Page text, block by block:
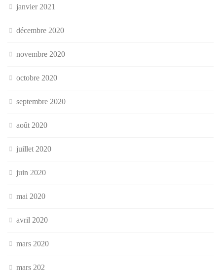
janvier 2021
décembre 2020
novembre 2020
octobre 2020
septembre 2020
août 2020
juillet 2020
juin 2020
mai 2020
avril 2020
mars 2020
mars 202